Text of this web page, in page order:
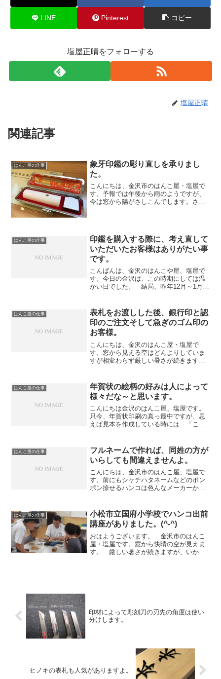
LINE Pinterest コピー
塩屋正晴をフォローする
塩屋正晴
関連記事
はんこ屋の仕事
象牙印鑑の彫り直しを承りまし
た。
こんにちは、金沢市のはんこ屋・塩屋で
す。予報では午後から雨のようですが、
今は窓から陽がさしこんでします。さ
はんこ屋の仕事
印鑑を購入する際に、考え直して
いただいたお客様はありがたい事
です。
こんばんは、金沢のはんこや屋、塩屋で
す。今日の金沢は、この時期にしては温
かい日でした。 結局、昨年12月～1月と
ただいた女性のお客様より、弟さんとご
自身の印鑑をご注文...
はんこ屋の仕事
表札をお渡しした後、銀行印と認
印のご注文そして急ぎのゴム印の
お客様。
こんにちは、金沢のはんこ屋・塩屋で
す。窓から見える空はどんよりしていま
すが相変わらず厳しい暑さが続きます。
かりしての仕事でしたが今回で最終とな
りました。墨を替えたせ...
はんこ屋の仕事
年賀状の絵柄の好みは人によって
様々だな～と思います。
こんにちは金沢のはんこ屋、塩屋です。
只今、年賀状印刷の真っ最中ですが、思
えば見本を作成している時には 「この
い絵柄がたくさんあります。 （毎年の
事ですが・・・・・・笑）...
はんこ屋の仕事
フルネームで作れば、同姓の方が
いらしても間違えませんよ。
こんにちは、金沢市のはんこ屋、塩屋で
す。前にもシャチハタネームなどのポン
ポン捺せるハンコは色んなメーカーから
る事がありますよね。こんな時は、フル
ネームで作成すればいいん...
はんこ屋の仕事
小松市立国府小学校でハンコ出前
講座がありました。(^-^)
おはようございます。 金沢市のはんこ
屋・塩屋です。窓から快晴の空が見えま
す。 厳しい暑さが続きますが、いかが
印材によって彫刻刀の刃先の角度は使い
分けします。
ヒノキの表札も人気がありますよ。